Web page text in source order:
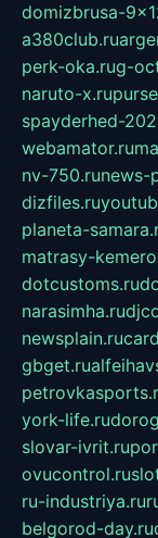
domizbrusa-
a380club.ru
perk-oka.rug-
naruto-x.ru
spayderhed-
webamator.ru
nv-750.runews-
dizfiles.ru
planeta-
matrasy-
dotcustoms.ru
narasimha.ru
newsplain.ru
gbget.ru
york-life.ru
slovar-ivrit.ru
ovucontrol.ru
ru-industriya.ru
belgorod-day.ru